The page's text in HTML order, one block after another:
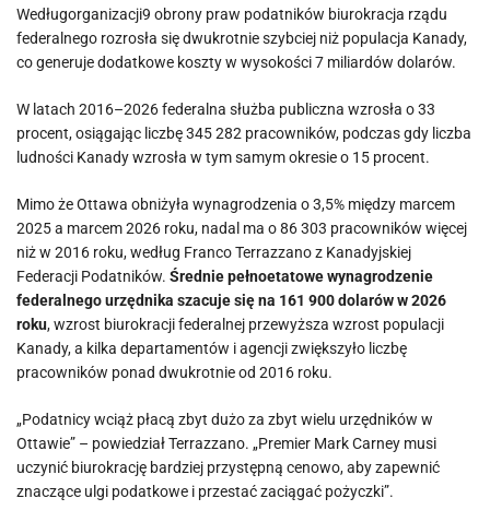
Wedługorganizacji9 obrony praw podatników biurokracja rządu
federalnego rozrosła się dwukrotnie szybciej niż populacja Kanady,
co generuje dodatkowe koszty w wysokości 7 miliardów dolarów.
W latach 2016–2026 federalna służba publiczna wzrosła o 33
procent, osiągając liczbę 345 282 pracowników, podczas gdy liczba
ludności Kanady wzrosła w tym samym okresie o 15 procent.
Mimo że Ottawa obniżyła wynagrodzenia o 3,5% między marcem
2025 a marcem 2026 roku, nadal ma o 86 303 pracowników więcej
niż w 2016 roku, według Franco Terrazzano z Kanadyjskiej
Federacji Podatników. Średnie pełnoetatowe wynagrodzenie
federalnego urzędnika szacuje się na 161 900 dolarów w 2026
roku, wzrost biurokracji federalnej przewyższa wzrost populacji
Kanady, a kilka departamentów i agencji zwiększyło liczbę
pracowników ponad dwukrotnie od 2016 roku.
„Podatnicy wciąż płacą zbyt dużo za zbyt wielu urzędników w
Ottawie” – powiedział Terrazzano. „Premier Mark Carney musi
uczynić biurokrację bardziej przystępną cenowo, aby zapewnić
znaczące ulgi podatkowe i przestać zaciągać pożyczki”.